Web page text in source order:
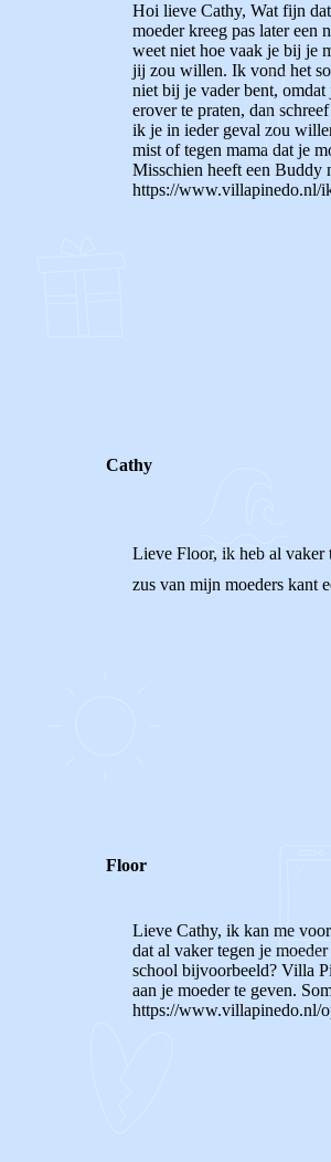
Hoi lieve Cathy, Wat fijn
moeder kreeg pas later
weet niet hoe vaak je bij je
jij zou willen. Ik vond het
niet bij je vader bent,
erover te praten, dan
ik je in ieder geval zou
mist of tegen mama dat je
Misschien heeft een Buddy
https://www.villapinedo.nl/
Cathy
Lieve Floor, ik heb al vaker
zus van mijn moeders kant
Floor
Lieve Cathy, ik kan me
dat al vaker tegen je
school bijvoorbeeld? Villa
aan je moeder te geven.
https://www.villapinedo.nl/